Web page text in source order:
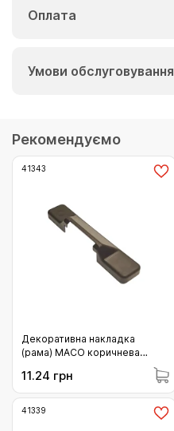
Оплата
Умови обслуговування
Рекомендуємо
41343
Декоративна накладка
(рама) MACO коричнева
зовнішнього 54783 (41343)
11.24 грн
41339